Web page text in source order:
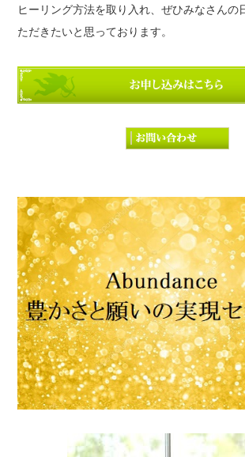
ヒーリング方法を取り入れ、ぜひみなさんの
ただきたいと思っております。